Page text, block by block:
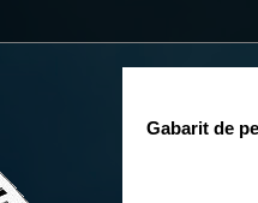
Gabarit de